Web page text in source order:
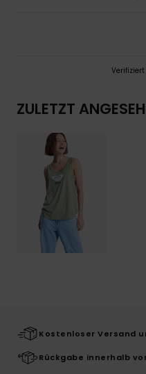
ZULETZT
Kostenloser Versand
Rückgabe innerhalb